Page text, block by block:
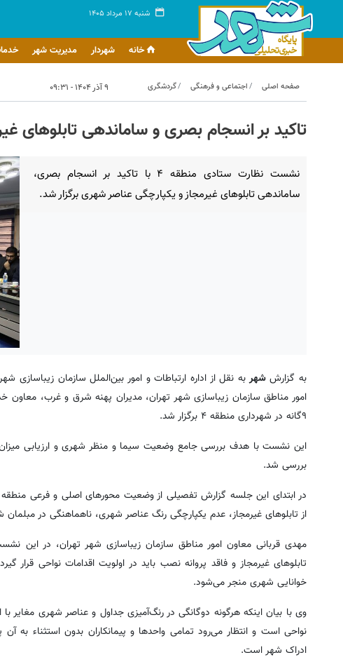
شنبه ۱۷ مرداد ۱۴۰۵
خانه شهردار مدیریت شهر
صفحه اصلی اجتماعی و فرهنگی گردشگری ۹ آذر ۱۴۰۴ - ۰۹:۳۱
تاکید بر انسجام بصری و ساماندهی تابلوهای
نشست نظارت ستادی منطقه ۴ با تاکید بر انسجام بصری،
ساماندهی تابلوهای غیرمجاز و یکپارچگی عناصر شهری برگزار شد.
به گزارششهر
۹گانه در شهرداری منطقه ۴ برگزار شد.
این نشست با هدف بررسی جامع وضعیت سیما و منظر شهری و ارزیابی
بررسی شد.
در ابتدای این جلسه گزارش تفصیلی از وضعیت محورهای اصلی و فرعی
از تابلوهای غیرمجاز، عدم یکپارچگی رنگ عناصر شهری، ناهماهنگی در
مهدی قربانی معاون امور مناطق سازمان زیباسازی شهر تهران، در این
تابلوهای غیرمجاز و فاقد پروانه نصب باید در اولویت اقدامات نواحی
خوانایی شهری منجر می‌شود.
وی با بیان اینکه هرگونه دوگانگی در رنگ‌آمیزی جداول و عناصر شهری مغایر
نواحی است و انتظار می‌رود تمامی واحدها و پیمانکاران بدون استثناء به
ادراک شهر است.